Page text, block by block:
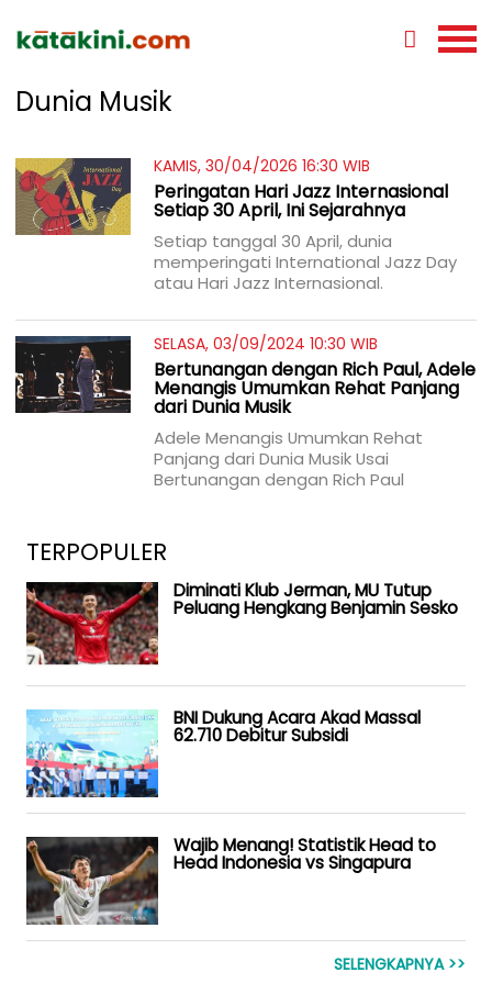
Dunia Musik
KAMIS, 30/04/2026 16:30 WIB
Peringatan Hari Jazz Internasional
Setiap 30 April, Ini Sejarahnya
Setiap tanggal 30 April, dunia
memperingati International Jazz Day
atau Hari Jazz Internasional.
SELASA, 03/09/2024 10:30 WIB
Bertunangan dengan Rich Paul, Adele
Menangis Umumkan Rehat Panjang
dari Dunia Musik
Adele Menangis Umumkan Rehat
Panjang dari Dunia Musik Usai
Bertunangan dengan Rich Paul
TERPOPULER
Diminati Klub Jerman, MU Tutup
Peluang Hengkang Benjamin Sesko
BNI Dukung Acara Akad Massal
62.710 Debitur Subsidi
Wajib Menang! Statistik Head to
Head Indonesia vs Singapura
SELENGKAPNYA >>